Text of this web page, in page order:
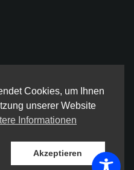
Thyrnau
Cookies, um Ihnen
unserer Website
Informationen
Akzeptieren